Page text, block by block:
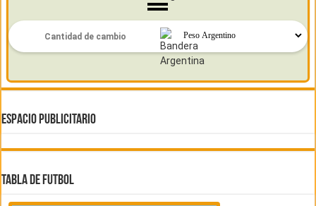
ESPACIO PUBLICITARIO
TABLA DE FUTBOL